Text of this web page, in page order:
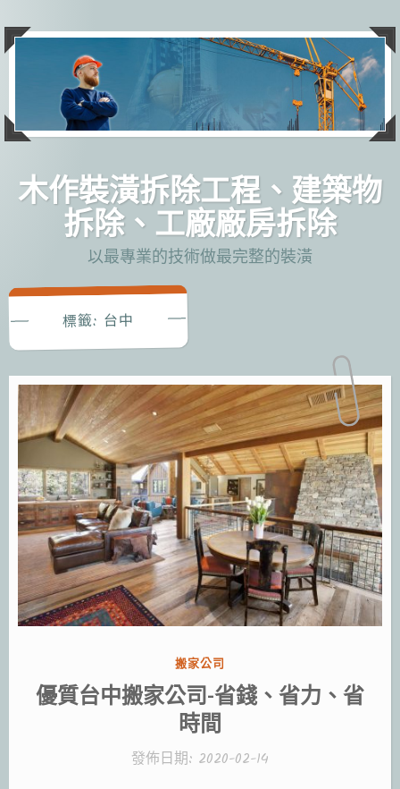
主
木作裝潢拆除工程、建築物
拆除、工廠廠房拆除
以最專業的技術做最完整的裝潢
標籤: 台中
分
類:
搬家公司
優質台中搬家公司-省錢、省力、省
時間
發佈日期: 2020-02-14